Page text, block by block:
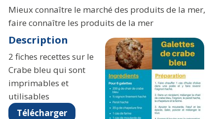
Mieux connaître le marché des produits de la mer,
faire connaître les produits de la mer
Description
2 fiches recettes sur le
Crabe bleu qui sont
imprimables et
utilisables
Télécharger